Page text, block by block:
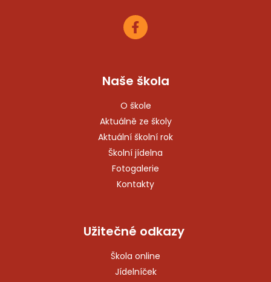
Naše škola
O škole
Aktuálně ze školy
Aktuální školní rok
Školní jídelna
Fotogalerie
Kontakty
Užitečné odkazy
Škola online
Jídelníček